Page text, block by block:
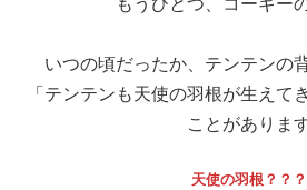
いつの頃だったか、テンテンの
「テンテンも天使の羽根が生えて
ことがありま
天使の羽根？？？